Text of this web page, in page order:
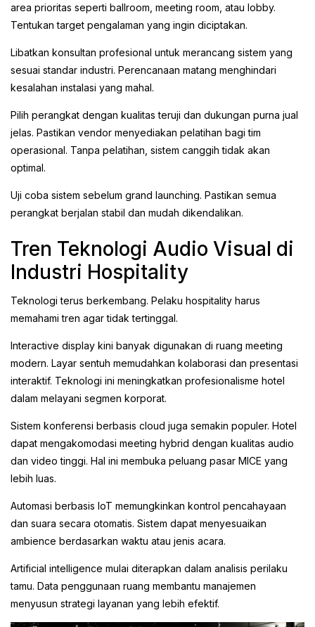
area prioritas seperti ballroom, meeting room, atau lobby.
Tentukan target pengalaman yang ingin diciptakan.
Libatkan konsultan profesional untuk merancang sistem yang
sesuai standar industri. Perencanaan matang menghindari
kesalahan instalasi yang mahal.
Pilih perangkat dengan kualitas teruji dan dukungan purna jual
jelas. Pastikan vendor menyediakan pelatihan bagi tim
operasional. Tanpa pelatihan, sistem canggih tidak akan
optimal.
Uji coba sistem sebelum grand launching. Pastikan semua
perangkat berjalan stabil dan mudah dikendalikan.
Tren Teknologi Audio Visual di
Industri Hospitality
Teknologi terus berkembang. Pelaku hospitality harus
memahami tren agar tidak tertinggal.
Interactive display kini banyak digunakan di ruang meeting
modern. Layar sentuh memudahkan kolaborasi dan presentasi
interaktif. Teknologi ini meningkatkan profesionalisme hotel
dalam melayani segmen korporat.
Sistem konferensi berbasis cloud juga semakin populer. Hotel
dapat mengakomodasi meeting hybrid dengan kualitas audio
dan video tinggi. Hal ini membuka peluang pasar MICE yang
lebih luas.
Automasi berbasis IoT memungkinkan kontrol pencahayaan
dan suara secara otomatis. Sistem dapat menyesuaikan
ambience berdasarkan waktu atau jenis acara.
Artificial intelligence mulai diterapkan dalam analisis perilaku
tamu. Data penggunaan ruang membantu manajemen
menyusun strategi layanan yang lebih efektif.